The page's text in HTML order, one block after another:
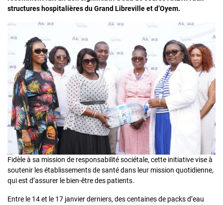
structures hospitalières du Grand Libreville et d’Oyem.
Fidèle à sa mission de responsabilité sociétale, cette initiative vise à
soutenir les établissements de santé dans leur mission quotidienne,
qui est d’assurer le bien-être des patients.
Entre le 14 et le 17 janvier derniers, des centaines de packs d’eau